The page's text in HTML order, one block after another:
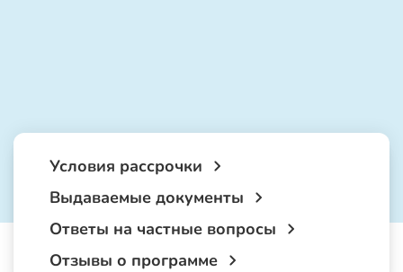
Условия рассрочки
Выдаваемые документы
Ответы на частные вопросы
Отзывы о программе